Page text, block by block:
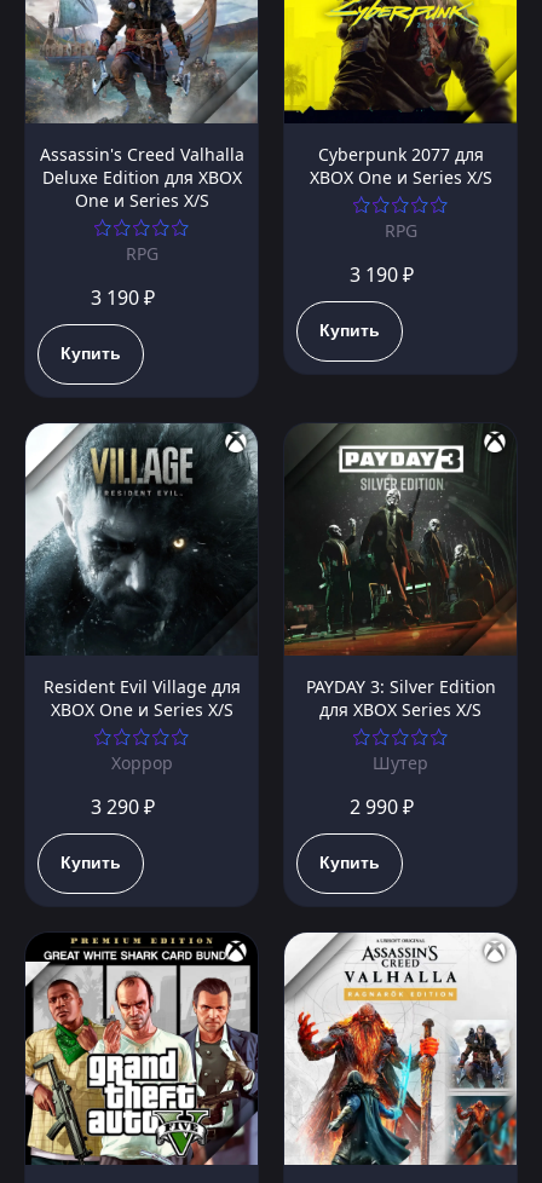
Assassin's Creed Valhalla
Deluxe Edition для XBOX
One и Series X/S
RPG
3 190 ₽
Купить
Cyberpunk 2077 для
XBOX One и Series X/S
RPG
3 190 ₽
Купить
Resident Evil Village для
XBOX One и Series X/S
Хоррор
3 290 ₽
Купить
PAYDAY 3: Silver Edition
для XBOX Series X/S
Шутер
2 990 ₽
Купить